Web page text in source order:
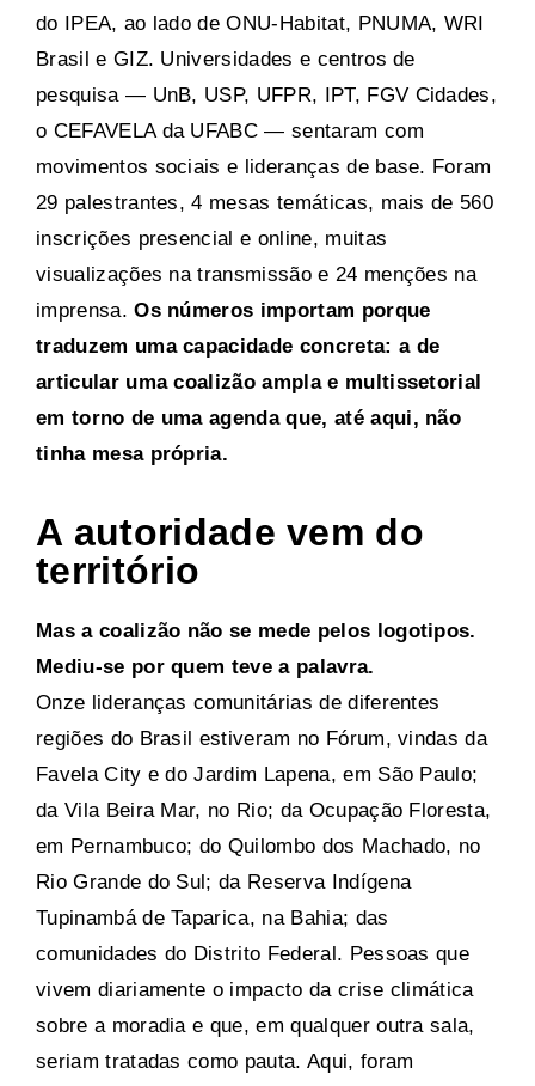
do IPEA, ao lado de ONU-Habitat, PNUMA, WRI
Brasil e GIZ. Universidades e centros de
pesquisa — UnB, USP, UFPR, IPT, FGV Cidades,
o CEFAVELA da UFABC — sentaram com
movimentos sociais e lideranças de base. Foram
29 palestrantes, 4 mesas temáticas, mais de 560
inscrições presencial e online, muitas
visualizações na transmissão e 24 menções na
imprensa.Os números importam porque
traduzem uma capacidade concreta: a de
articular uma coalizão ampla e multissetorial
em torno de uma agenda que, até aqui, não
tinha mesa própria.
A autoridade vem do
território
Mas a coalizão não se mede pelos logotipos.
Mediu-se por quem teve a palavra.
Onze lideranças comunitárias de diferentes
regiões do Brasil estiveram no Fórum, vindas da
Favela City e do Jardim Lapena, em São Paulo;
da Vila Beira Mar, no Rio; da Ocupação Floresta,
em Pernambuco; do Quilombo dos Machado, no
Rio Grande do Sul; da Reserva Indígena
Tupinambá de Taparica, na Bahia; das
comunidades do Distrito Federal. Pessoas que
vivem diariamente o impacto da crise climática
sobre a moradia e que, em qualquer outra sala,
seriam tratadas como pauta. Aqui, foram